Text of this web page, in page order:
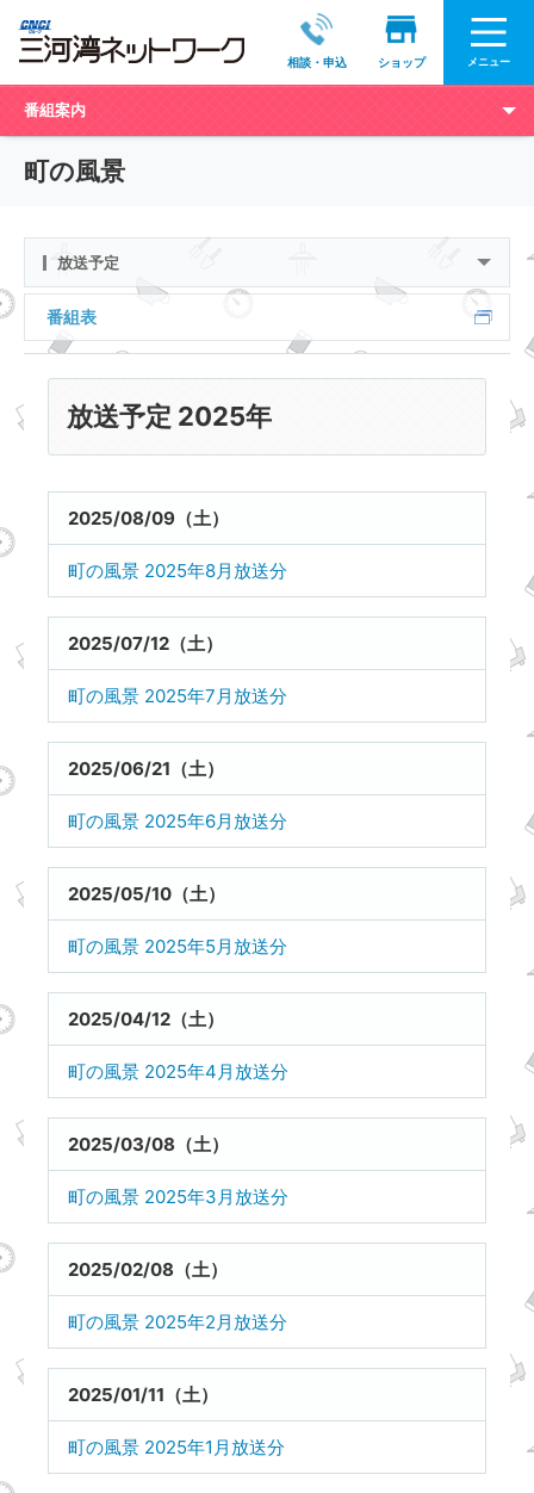
相談・申込 ショップ メニュー
番組案内
町の風景
放送予定
番組表
放送予定 2025年
2025/08/09（土）
町の風景 2025年8月放送分
2025/07/12（土）
町の風景 2025年7月放送分
2025/06/21（土）
町の風景 2025年6月放送分
2025/05/10（土）
町の風景 2025年5月放送分
2025/04/12（土）
町の風景 2025年4月放送分
2025/03/08（土）
町の風景 2025年3月放送分
2025/02/08（土）
町の風景 2025年2月放送分
2025/01/11（土）
町の風景 2025年1月放送分